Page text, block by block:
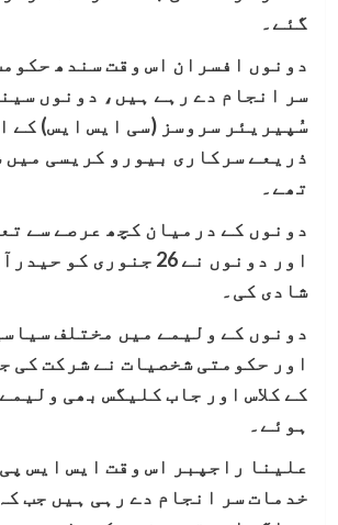
گئے۔
دونوں افسران اس وقت سندھ
سر انجام دے رہے ہیں، دونوں
سُپیریئر سروسز (سی ایس ایس) کے
ذریعے سرکاری بیورو کریسی میں
تھے۔
دونوں کے درمیان کچھ عرصے سے
اور دونوں نے 26 جنوری کو
شادی کی۔
دونوں کے ولیمے میں مختلف
اور حکومتی شخصیات نے شرکت کی
کے کلاس اور جاب کلیگس بھی
ہوئے۔
علینا راجپبر اس وقت ایس ایس
خدمات سر انجام دے رہی ہیں جب